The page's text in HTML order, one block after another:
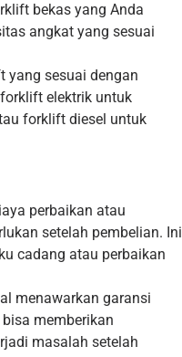
bekas yang Anda
angkat yang sesuai
yang sesuai dengan
elektrik untuk
forklift diesel untuk
perbaikan atau
setelah pembelian. Ini
cadang atau perbaikan
menawarkan garansi
memberikan
masalah setelah